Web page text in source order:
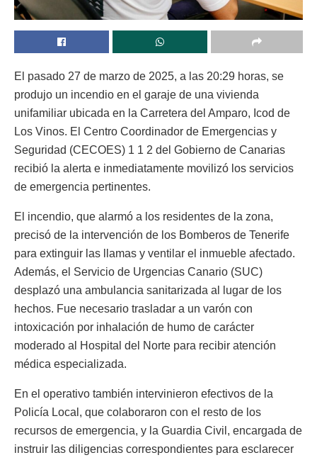
El pasado 27 de marzo de 2025, a las 20:29 horas, se
produjo un incendio en el garaje de una vivienda
unifamiliar ubicada en la Carretera del Amparo, Icod de
Los Vinos. El Centro Coordinador de Emergencias y
Seguridad (CECOES) 1 1 2 del Gobierno de Canarias
recibió la alerta e inmediatamente movilizó los servicios
de emergencia pertinentes.
El incendio, que alarmó a los residentes de la zona,
precisó de la intervención de los Bomberos de Tenerife
para extinguir las llamas y ventilar el inmueble afectado.
Además, el Servicio de Urgencias Canario (SUC)
desplazó una ambulancia sanitarizada al lugar de los
hechos. Fue necesario trasladar a un varón con
intoxicación por inhalación de humo de carácter
moderado al Hospital del Norte para recibir atención
médica especializada.
En el operativo también intervinieron efectivos de la
Policía Local, que colaboraron con el resto de los
recursos de emergencia, y la Guardia Civil, encargada de
instruir las diligencias correspondientes para esclarecer